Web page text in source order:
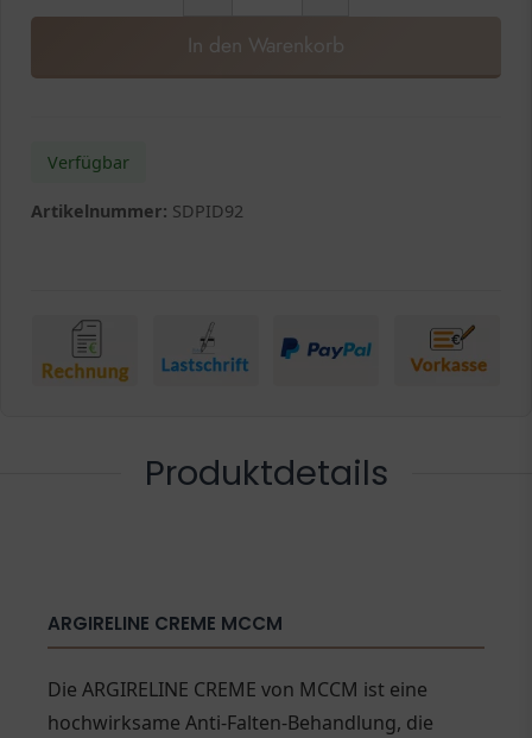
In den Warenkorb
Verfügbar
Artikelnummer: SDPID92
Produktdetails
ARGIRELINE CREME MCCM
Die ARGIRELINE CREME von MCCM ist eine
hochwirksame Anti-Falten-Behandlung, die